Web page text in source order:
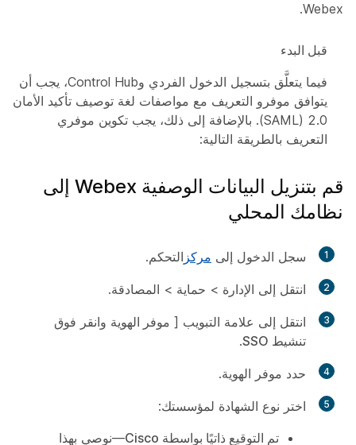
Webex.
قبل البدء
فيما يتعلَّق بتسجيل الدخول الفردي وControl Hub، يجب أن
يتوافق موفرو التعريف مع مواصفات لغة توصيف تأكيد الأمان
2.0 (SAML). بالإضافة إلى ذلك، يجب تكوين موفري
التعريف بالطريقة التالية:
قم بتنزيل البيانات الوصفية Webex إلى
نظامك المحلي
1 سجل الدخول إلى مركز التحكم.
2 انتقل إلى الإدارة > حماية > المصادقة.
3 انتقل إلى علامة التبويب [ موفر الهوية وانقر فوق
تنشيط SSO
.
4 حدد موفر الهوية.
5
اختر نوع الشهادة لمؤسستك:
تم التوقيع ذاتيًا بواسطة Cisco
—نوصي بهذا